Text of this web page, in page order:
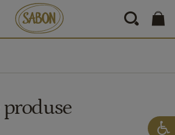
produse